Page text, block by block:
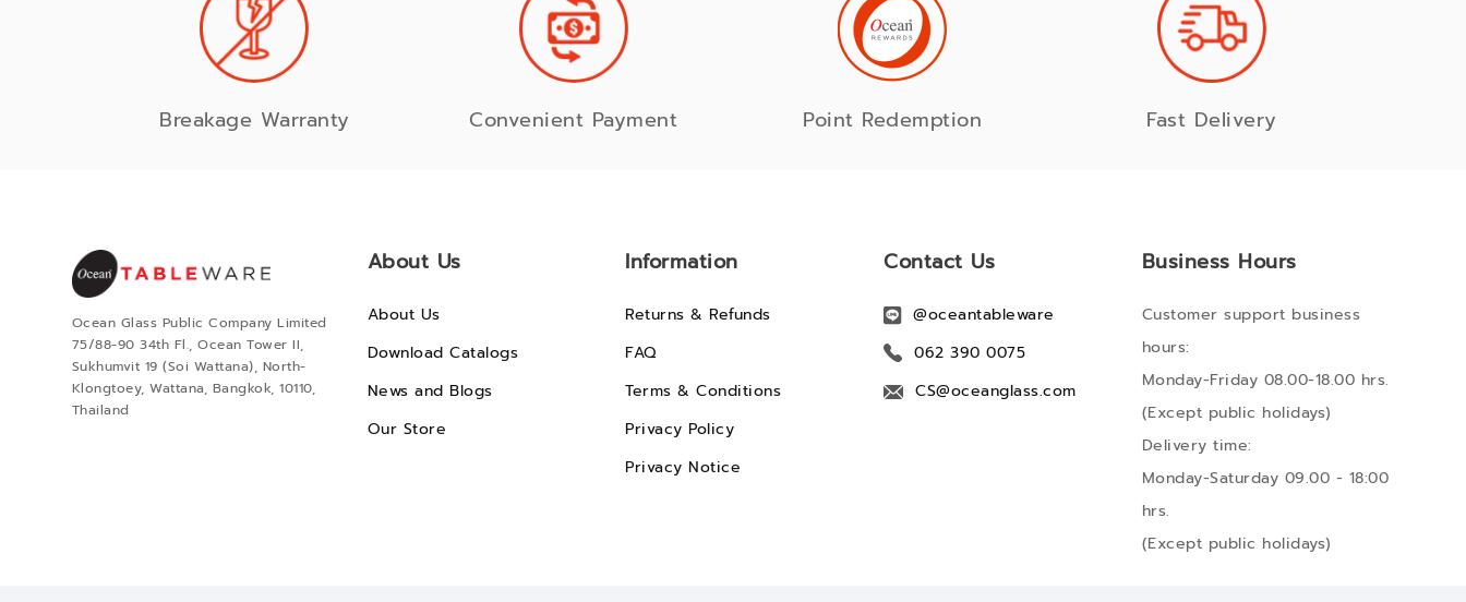
Breakage Warranty Convenient Payment Point Redemption Fast Delivery
Ocean Glass Public Company Limited
75/88-90 34th Fl., Ocean Tower II,
Sukhumvit 19 (Soi Wattana), North-
Klongtoey, Wattana, Bangkok, 10110,
Thailand
About Us
About Us
Download Catalogs
News and Blogs
Our Store
Information
Returns & Refunds
FAQ
Terms & Conditions
Privacy Policy
Privacy Notice
Contact Us
@oceantableware
062 390 0075
CS@oceanglass.com
Business Hours
Customer support business
hours:
Monday-Friday 08.00-18.00 hrs.
(Except public holidays)
Delivery time:
Monday-Saturday 09.00 - 18:00
hrs.
(Except public holidays)